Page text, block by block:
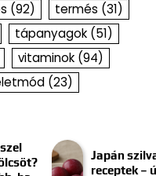
(92) termés (31)
tápanyagok (51)
vitaminok (94)
(23)
Japán
receptek –